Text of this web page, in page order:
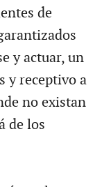
de
y actuar, un
y receptivo a
no existan
de los